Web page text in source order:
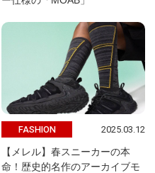
FASHION 2025.03.12
【メレル】春スニーカーの本
命！歴史的名作のアーカイブモ